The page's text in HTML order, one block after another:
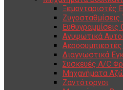
Ξεμονταριστές
Ανυψωτικά
Διαγνωστικά
Συσκευές A/C
Μηχανήματα
Ζαντότορνοι